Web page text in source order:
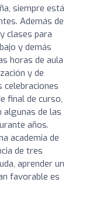
siempre está
Además de
clases para
y demás
horas de aula
y de
celebraciones
final de curso,
algunas de las
años.
academia de
de tres
aprender un
favorable es